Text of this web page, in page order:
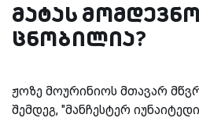
მატას
ცნობილია?
ჟოზე მოურინიოს მთავარ
შემდეგ, "მანჩესტერ